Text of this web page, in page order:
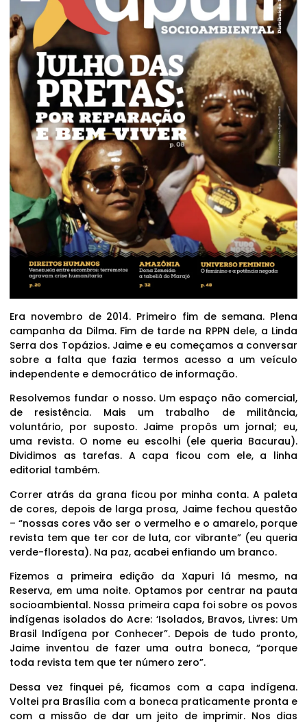
Era novembro de 2014. Primeiro fim de semana. Plena
campanha da Dilma. Fim de tarde na RPPN dele, a Linda
Serra dos Topázios. Jaime e eu começamos a conversar
sobre a falta que fazia termos acesso a um veículo
independente e democrático de informação.
Resolvemos fundar o nosso. Um espaço não comercial,
de resistência. Mais um trabalho de militância,
voluntário, por suposto. Jaime propôs um jornal; eu,
uma revista. O nome eu escolhi (ele queria Bacurau).
Dividimos as tarefas. A capa ficou com ele, a linha
editorial também.
Correr atrás da grana ficou por minha conta. A paleta
de cores, depois de larga prosa, Jaime fechou questão
– “nossas cores vão ser o vermelho e o amarelo, porque
revista tem que ter cor de luta, cor vibrante” (eu queria
verde-floresta). Na paz, acabei enfiando um branco.
Fizemos a primeira edição da Xapuri lá mesmo, na
Reserva, em uma noite. Optamos por centrar na pauta
socioambiental. Nossa primeira capa foi sobre os povos
indígenas isolados do Acre: ‘Isolados, Bravos, Livres: Um
Brasil Indígena por Conhecer”. Depois de tudo pronto,
Jaime inventou de fazer uma outra boneca, “porque
toda revista tem que ter número zero”.
Dessa vez finquei pé, ficamos com a capa indígena.
Voltei pra Brasília com a boneca praticamente pronta e
com a missão de dar um jeito de imprimir. Nos dias